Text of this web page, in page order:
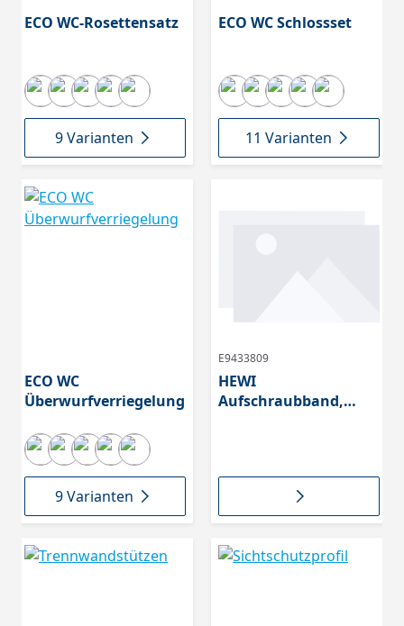
ECO WC-Rosettensatz
9 Varianten
ECO WC Schlossset
11 Varianten
ECO WC
Überwurfverriegelung
9 Varianten
E9433809
HEWI
Aufschraubband,